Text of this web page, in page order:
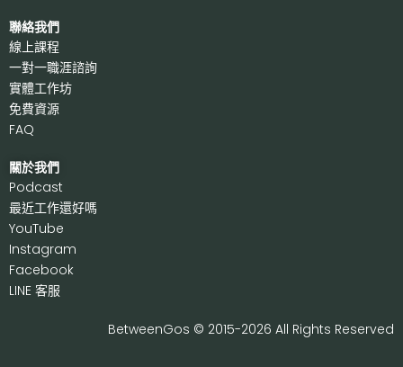
聯絡我們
線上課程
一對一職涯諮詢
實體工作坊
免費資源
FAQ
關於我們
Podcast
最近工作還好嗎
YouTube
Instagram
Facebook
LINE 客服
BetweenGos © 2015-2026 All Rights Reserved